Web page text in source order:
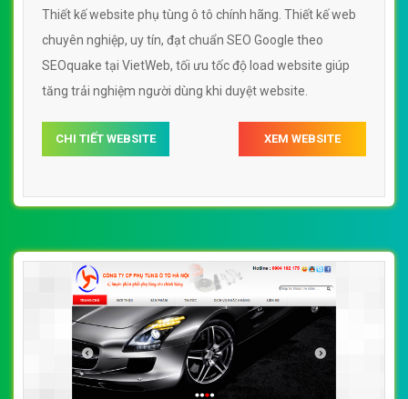
Thiết kế website phụ tùng ô tô chính hãng. Thiết kế web
chuyên nghiệp, uy tín, đạt chuẩn SEO Google theo
SEOquake tại VietWeb, tối ưu tốc độ load website giúp
tăng trải nghiệm người dùng khi duyệt website.
CHI TIẾT WEBSITE XEM WEBSITE